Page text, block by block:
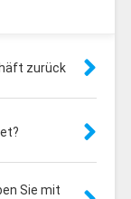
zurück
Sie mit